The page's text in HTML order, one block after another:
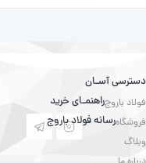
دسترسی آسـان
فولاد باروج
فروشگاه
وبلاگ
راهنمـای خرید
رسانه فولاد باروج